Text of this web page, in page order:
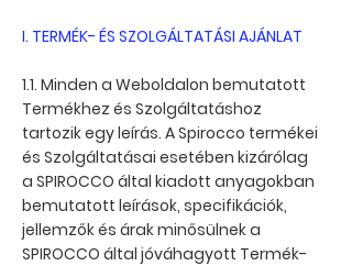
I. TERMÉK- ÉS SZOLGÁLTATÁSI AJÁNLAT
1.1. Minden a Weboldalon bemutatott
Termékhez és Szolgáltatáshoz
tartozik egy leírás. A Spirocco termékei
és Szolgáltatásai esetében kizárólag
a SPIROCCO által kiadott anyagokban
bemutatott leírások, specifikációk,
jellemzők és árak minősülnek a
SPIROCCO által jóváhagyott Termék-